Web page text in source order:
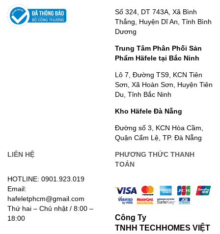
Số 324, DT 743A, Xã Bình
Thắng, Huyện Dĩ An, Tỉnh Bình
Dương
Trung Tâm Phân Phối Sản
Phẩm Häfele tại Bắc Ninh
Lô 7, Đường TS9, KCN Tiên
Sơn, Xã Hoàn Sơn, Huyện Tiên
Du, Tỉnh Bắc Ninh
Kho Häfele Đà Nẵng
Đường số 3, KCN Hòa Cầm,
Quận Cẩm Lệ, TP. Đà Nẵng
LIÊN HỆ
HOTLINE: 0901.923.019
Email:
hafeletphcm@gmail.com
Thứ hai – Chủ nhật / 8:00 –
18:00
PHƯƠNG THỨC THANH
TOÁN
Công Ty
TNHH TECHHOMES VIỆT